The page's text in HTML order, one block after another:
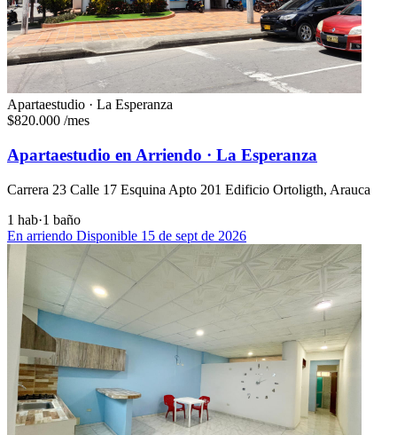
Apartaestudio · La Esperanza
$820.000 /mes
Apartaestudio en Arriendo · La Esperanza
Carrera 23 Calle 17 Esquina Apto 201 Edificio Ortoligth, Arauca
1 hab·1 baño
En arriendo Disponible 15 de sept de 2026